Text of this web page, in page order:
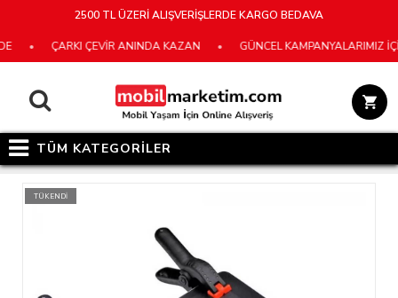
2500 TL ÜZERİ ALIŞVERİŞLERDE KARGO BEDAVA
• ÇARKI ÇEVİR ANINDA KAZAN • GÜNCEL KAMPANYALARIMIZ İÇİN
TÜM KATEGORİLER
TÜKENDİ